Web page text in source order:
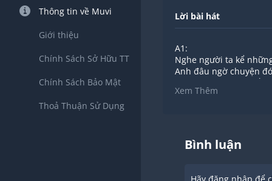
Thông tin về Muvi
Giới thiệu
Chính Sách Sở Hữu TT
Chính Sách Bảo Mật
Thoả Thuận Sử Dụng
Lời bài hát
A1:
Nghe người ta kể
Anh đâu ngờ chuyện
Khi hoàng hôn vừa tắt
Anh bất ngờ hạnh
Vùi chôn thật sâu cảm
Bởi lẽ từ lâu anh đâu
Người khiến cho anh
Xem Thêm
Bình luận